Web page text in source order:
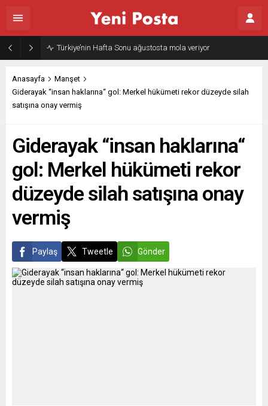
Türkiye’nin Hafta Sonu ağustosta mola veriyor
Anasayfa
Manşet
Giderayak “insan haklarına“ gol: Merkel hükümeti rekor düzeyde silah
satışına onay vermiş
Giderayak “insan haklarına“
gol: Merkel hükümeti rekor
düzeyde silah satışına onay
vermiş
Paylaş Tweetle Gönder